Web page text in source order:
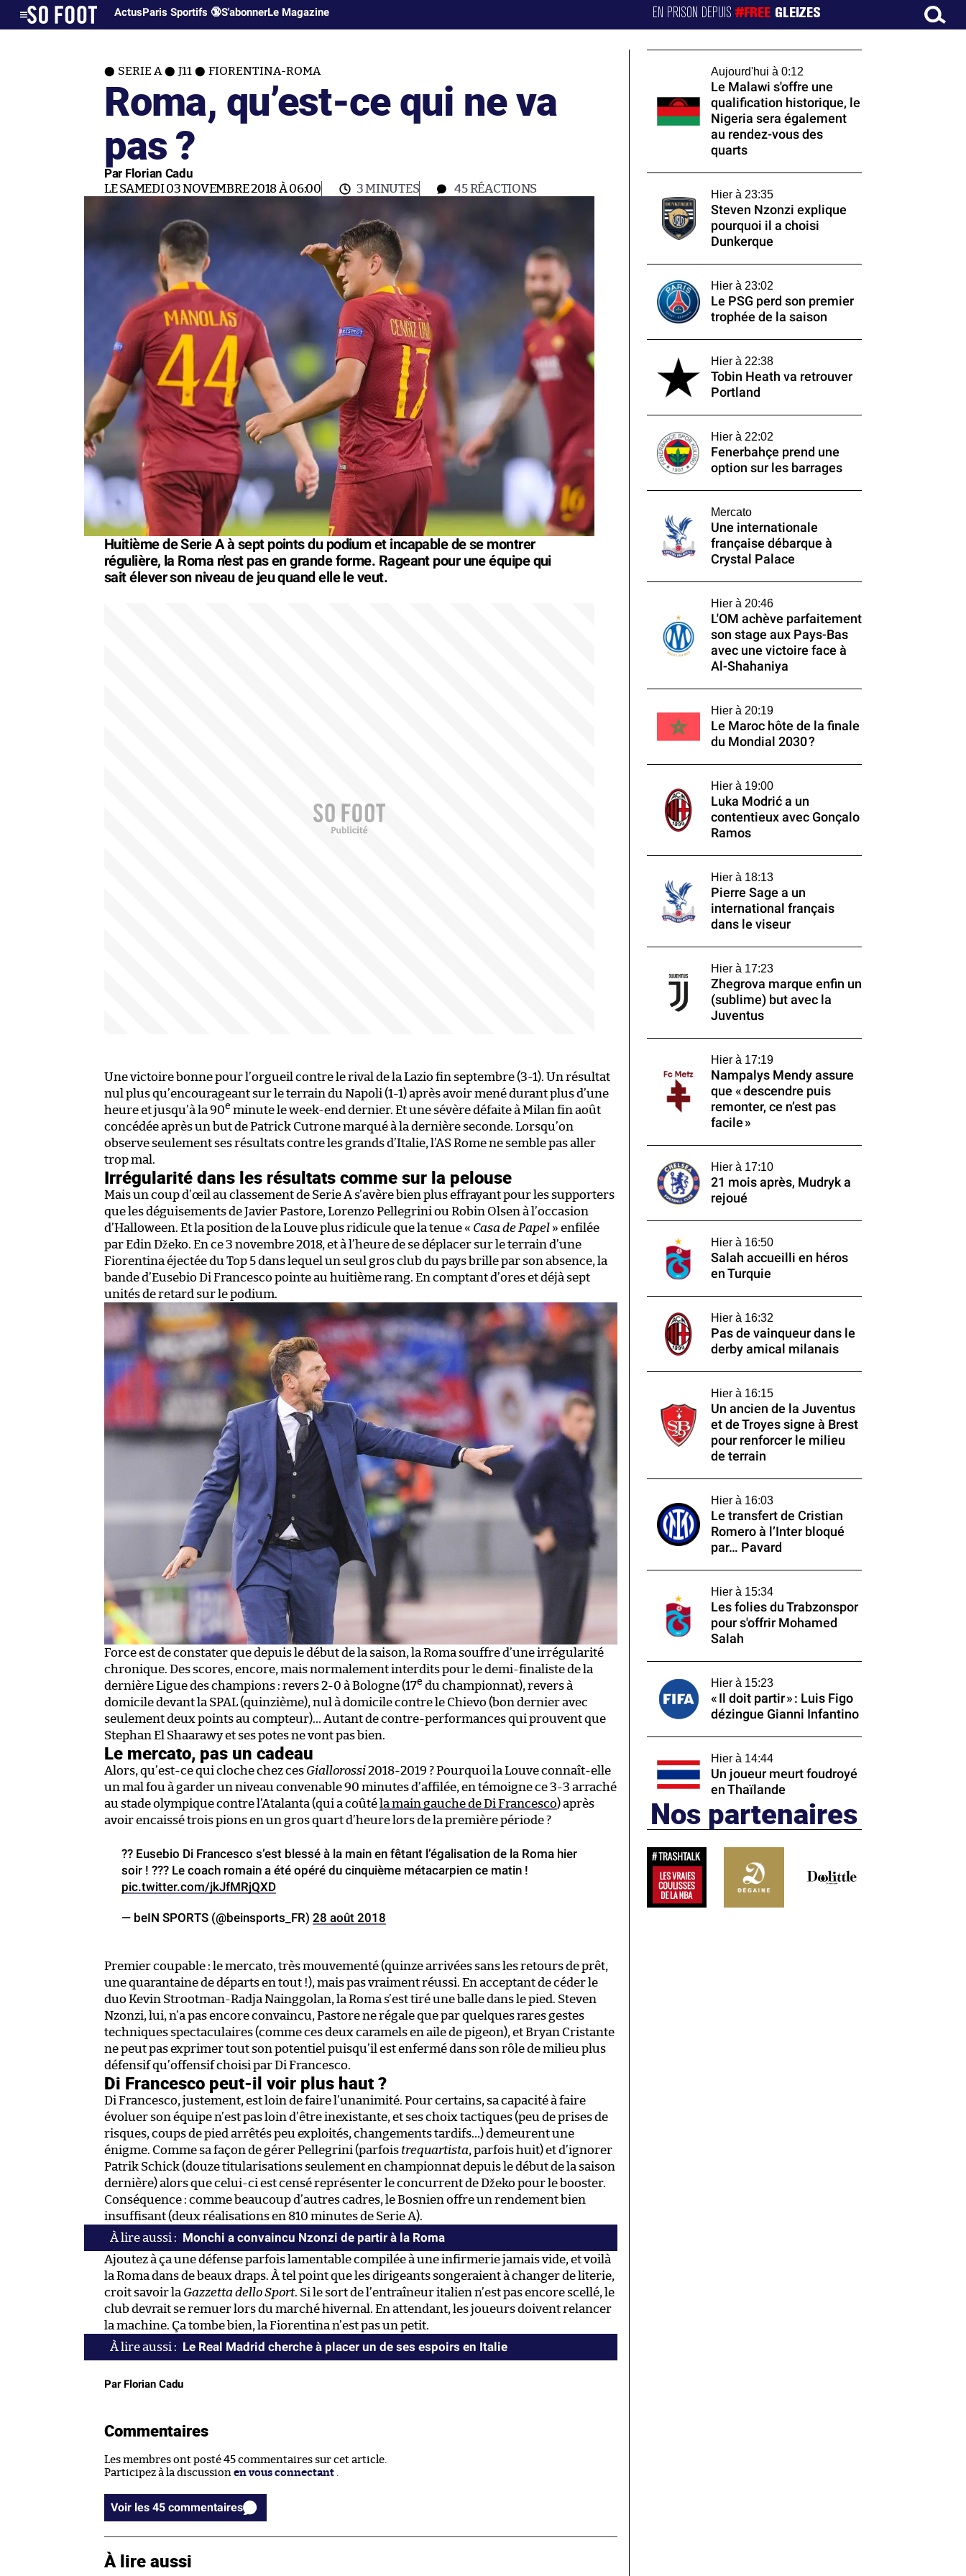
ActusParis Sportifs 🔞S'abonnerLe Magazine EN PRISON DEPUIS#FREE GLEIZES
SERIE A J11 FIORENTINA-ROMA
Roma, qu’est-ce qui ne va
pas ?
Par Florian Cadu
LE SAMEDI 03 NOVEMBRE 2018 À 06:00 3 MINUTES 45RÉACTIONS
Huitième de Serie A à sept points du podium et incapable de se montrer
régulière, la Roma n'est pas en grande forme. Rageant pour une équipe qui
sait élever son niveau de jeu quand elle le veut.
Une victoire bonne pour l’orgueil contre le rival de la Lazio fin septembre (3-1). Un résultat
nul plus qu’encourageant sur le terrain du Napoli (1-1) après avoir mené durant plus d’une
heure et jusqu’à la 90e minute le week-end dernier. Et une sévère défaite à Milan fin août
concédée après un but de Patrick Cutrone marqué à la dernière seconde. Lorsqu’on
observe seulement ses résultats contre les grands d’Italie, l’AS Rome ne semble pas aller
trop mal.
Irrégularité dans les résultats comme sur la pelouse
Mais un coup d’œil au classement de Serie A s’avère bien plus effrayant pour les supporters
que les déguisements de Javier Pastore, Lorenzo Pellegrini ou Robin Olsen à l’occasion
d’Halloween. Et la position de la Louve plus ridicule que la tenue « Casa de Papel » enfilée
par Edin Džeko. En ce 3 novembre 2018, et à l’heure de se déplacer sur le terrain d’une
Fiorentina éjectée du Top 5 dans lequel un seul gros club du pays brille par son absence, la
bande d’Eusebio Di Francesco pointe au huitième rang. En comptant d’ores et déjà sept
unités de retard sur le podium.
Force est de constater que depuis le début de la saison, la Roma souffre d’une irrégularité
chronique. Des scores, encore, mais normalement interdits pour le demi-finaliste de la
dernière Ligue des champions : revers 2-0 à Bologne (17e du championnat), revers à
domicile devant la SPAL (quinzième), nul à domicile contre le Chievo (bon dernier avec
seulement deux points au compteur)… Autant de contre-performances qui prouvent que
Stephan El Shaarawy et ses potes ne vont pas bien.
Le mercato, pas un cadeau
Alors, qu’est-ce qui cloche chez ces Giallorossi2018-2019 ? Pourquoi la Louve connaît-elle
un mal fou à garder un niveau convenable 90 minutes d’affilée, en témoigne ce 3-3 arraché
au stade olympique contre l’Atalanta (qui a coûté la main gauche de Di Francesco) après
avoir encaissé trois pions en un gros quart d’heure lors de la première période ?
?? Eusebio Di Francesco s’est blessé à la main en fêtant l’égalisation de la Roma hier
soir ! ??? Le coach romain a été opéré du cinquième métacarpien ce matin !
pic.twitter.com/jkJfMRjQXD
— beIN SPORTS (@beinsports_FR) 28 août 2018
Premier coupable : le mercato, très mouvementé (quinze arrivées sans les retours de prêt,
une quarantaine de départs en tout !), mais pas vraiment réussi. En acceptant de céder le
duo Kevin Strootman-Radja Nainggolan, la Roma s’est tiré une balle dans le pied. Steven
Nzonzi, lui, n’a pas encore convaincu, Pastore ne régale que par quelques rares gestes
techniques spectaculaires (comme ces deux caramels en aile de pigeon), et Bryan Cristante
ne peut pas exprimer tout son potentiel puisqu’il est enfermé dans son rôle de milieu plus
défensif qu’offensif choisi par Di Francesco.
Di Francesco peut-il voir plus haut ?
Di Francesco, justement, est loin de faire l’unanimité. Pour certains, sa capacité à faire
évoluer son équipe n’est pas loin d’être inexistante, et ses choix tactiques (peu de prises de
risques, coups de pied arrêtés peu exploités, changements tardifs…) demeurent une
énigme. Comme sa façon de gérer Pellegrini (parfoistrequartista, parfois huit) et d’ignorer
Patrik Schick (douze titularisations seulement en championnat depuis le début de la saison
dernière) alors que celui-ci est censé représenter le concurrent de Džeko pour le booster.
Conséquence : comme beaucoup d’autres cadres, le Bosnien offre un rendement bien
insuffisant (deux réalisations en 810 minutes de Serie A).
Monchi a convaincu Nzonzi de partir à la Roma
Ajoutez à ça une défense parfois lamentable compilée à une infirmerie jamais vide, et voilà
la Roma dans de beaux draps. À tel point que les dirigeants songeraient à changer de literie,
croit savoir la Gazzetta dello Sport. Si le sort de l’entraîneur italien n’est pas encore scellé, le
club devrait se remuer lors du marché hivernal. En attendant, les joueurs doivent relancer
la machine. Ça tombe bien, la Fiorentina n’est pas un petit.
Le Real Madrid cherche à placer un de ses espoirs en Italie
Par Florian Cadu
Commentaires
Les membres ont posté 45 commentaires sur cet article.
Participez à la discussion en vous connectant
Voir les 45 commentaires
À lire aussi
Aujourd'hui à 0:12
Le Malawi s'offre une
qualification historique, le
Nigeria sera également
au rendez-vous des
quarts
Hier à 23:35
Steven Nzonzi explique
pourquoi il a choisi
Dunkerque
Hier à 23:02
Le PSG perd son premier
trophée de la saison
Hier à 22:38
Tobin Heath va retrouver
Portland
Hier à 22:02
Fenerbahçe prend une
option sur les barrages
Mercato
Une internationale
française débarque à
Crystal Palace
Hier à 20:46
L'OM achève parfaitement
son stage aux Pays-Bas
avec une victoire face à
Al-Shahaniya
Hier à 20:19
Le Maroc hôte de la finale
du Mondial 2030 ?
Hier à 19:00
Luka Modrić a un
contentieux avec Gonçalo
Ramos
Hier à 18:13
Pierre Sage a un
international français
dans le viseur
Hier à 17:23
Zhegrova marque enfin un
(sublime) but avec la
Juventus
Hier à 17:19
Nampalys Mendy assure
que « descendre puis
remonter, ce n’est pas
facile »
Hier à 17:10
21 mois après, Mudryk a
rejoué
Hier à 16:50
Salah accueilli en héros
en Turquie
Hier à 16:32
Pas de vainqueur dans le
derby amical milanais
Hier à 16:15
Un ancien de la Juventus
et de Troyes signe à Brest
pour renforcer le milieu
de terrain
Hier à 16:03
Le transfert de Cristian
Romero à l’Inter bloqué
par… Pavard
Hier à 15:34
Les folies du Trabzonspor
pour s'offrir Mohamed
Salah
Hier à 15:23
« Il doit partir » : Luis Figo
dézingue Gianni Infantino
Hier à 14:44
Un joueur meurt foudroyé
en Thaïlande
Nos partenaires